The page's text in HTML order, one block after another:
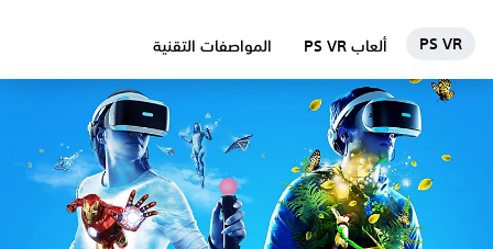
PS VR ألعاب PS VR المواصفات التقنية